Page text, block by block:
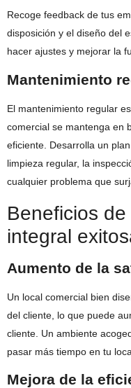
Recoge feedback de tus
disposición y el diseño del
hacer ajustes y mejorar la
Mantenimiento
El mantenimiento regular
comercial se mantenga en
eficiente. Desarrolla un
limpieza regular, la
cualquier problema que
Beneficios
integral
Aumento de la
Un local comercial bien
del cliente, lo que puede
cliente. Un ambiente
pasar más tiempo en tu
Mejora de la